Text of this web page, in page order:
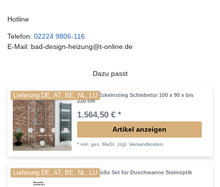
Hotline
Telefon: 02224 9806-116
E-Mail: bad-design-heizung@t-online.de
Dazu passt
Lieferung DE, AT, BE, NL, LUDusche Eckeinstieg Schiebetür 100 x 90 x bis
220 cm
1.564,50 € *
Artikel anzeigen
*inkl. ges. MwSt. zzgl.Versandkosten
Lieferung DE, AT, BE, NL, LUWannenfüße Set für Duschwanne Steinoptik